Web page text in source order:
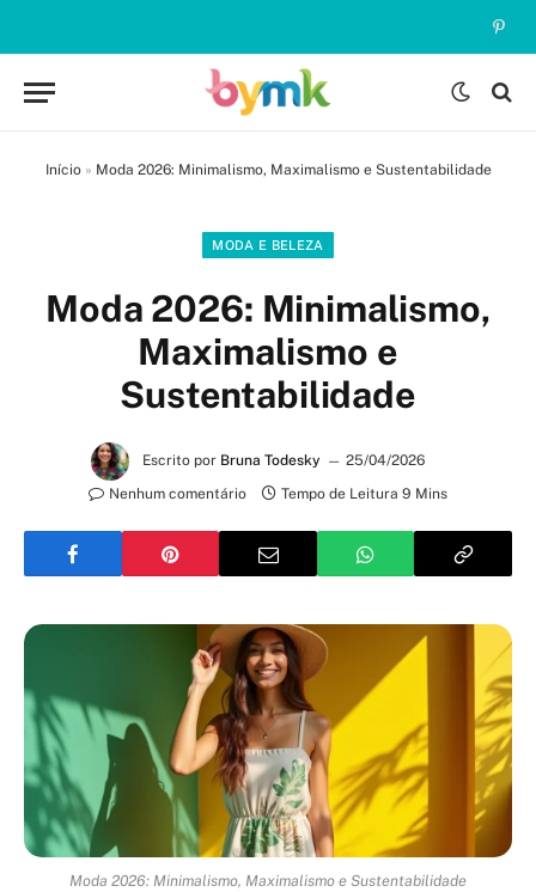
Início» Moda 2026: Minimalismo, Maximalismo e Sustentabilidade
MODA E BELEZA
Moda 2026: Minimalismo,
Maximalismo e
Sustentabilidade
Escrito por Bruna Todesky
25/04/2026
Nenhum comentário
Tempo de Leitura 9 Mins
Moda 2026: Minimalismo, Maximalismo e Sustentabilidade